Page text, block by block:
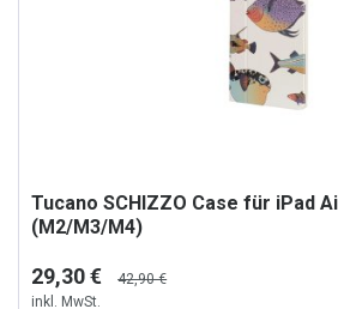
Tucano SCHIZZO Case für iPad
(M2/M3/M4)
29,30 €
42,90 €
inkl. MwSt.